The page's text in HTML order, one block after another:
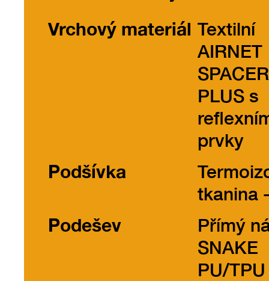
Vrchový materiál Textilní
AIRNET
SPACER
PLUS s
prvky
Podšívka
tkanina
Podešev
Přímý
SNAKE
PU/TPU